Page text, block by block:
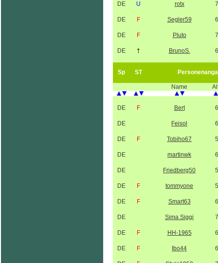
DE U rotx
DE F Segler59
DE F Pluto
DE † BrunoS.
Sp ST
Name
DE F Bert
DE Feisol
DE F Tobiho67
DE martinwk
DE Friedberg50
DE F tommyone
DE F Smart63
DE Sima Siggi
DE F HH-1965
DE F Ibo44